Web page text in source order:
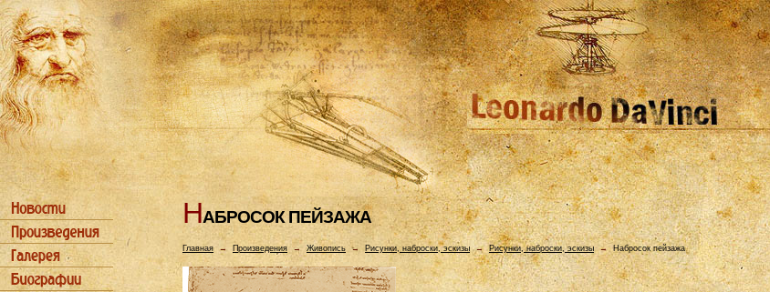
НАБРОСОК ПЕЙЗАЖА
Главная→ Произведения → Живопись → Рисунки, наброски, эскизы →Рисунки, наброски, эскизы→Набросок пейзажа